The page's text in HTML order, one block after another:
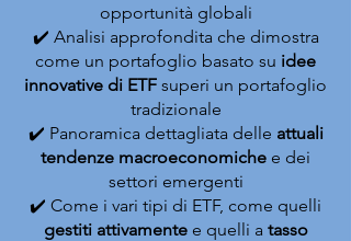
opportunità globali
✔️ Analisi approfondita che dimostra
come un portafoglio basato su idee
innovative di ETF superi un portafoglio
tradizionale
✔️ Panoramica dettagliata delle attuali
tendenze macroeconomiche e dei
settori emergenti
✔️ Come i vari tipi di ETF, come quelli
gestiti attivamentee quelli a tasso